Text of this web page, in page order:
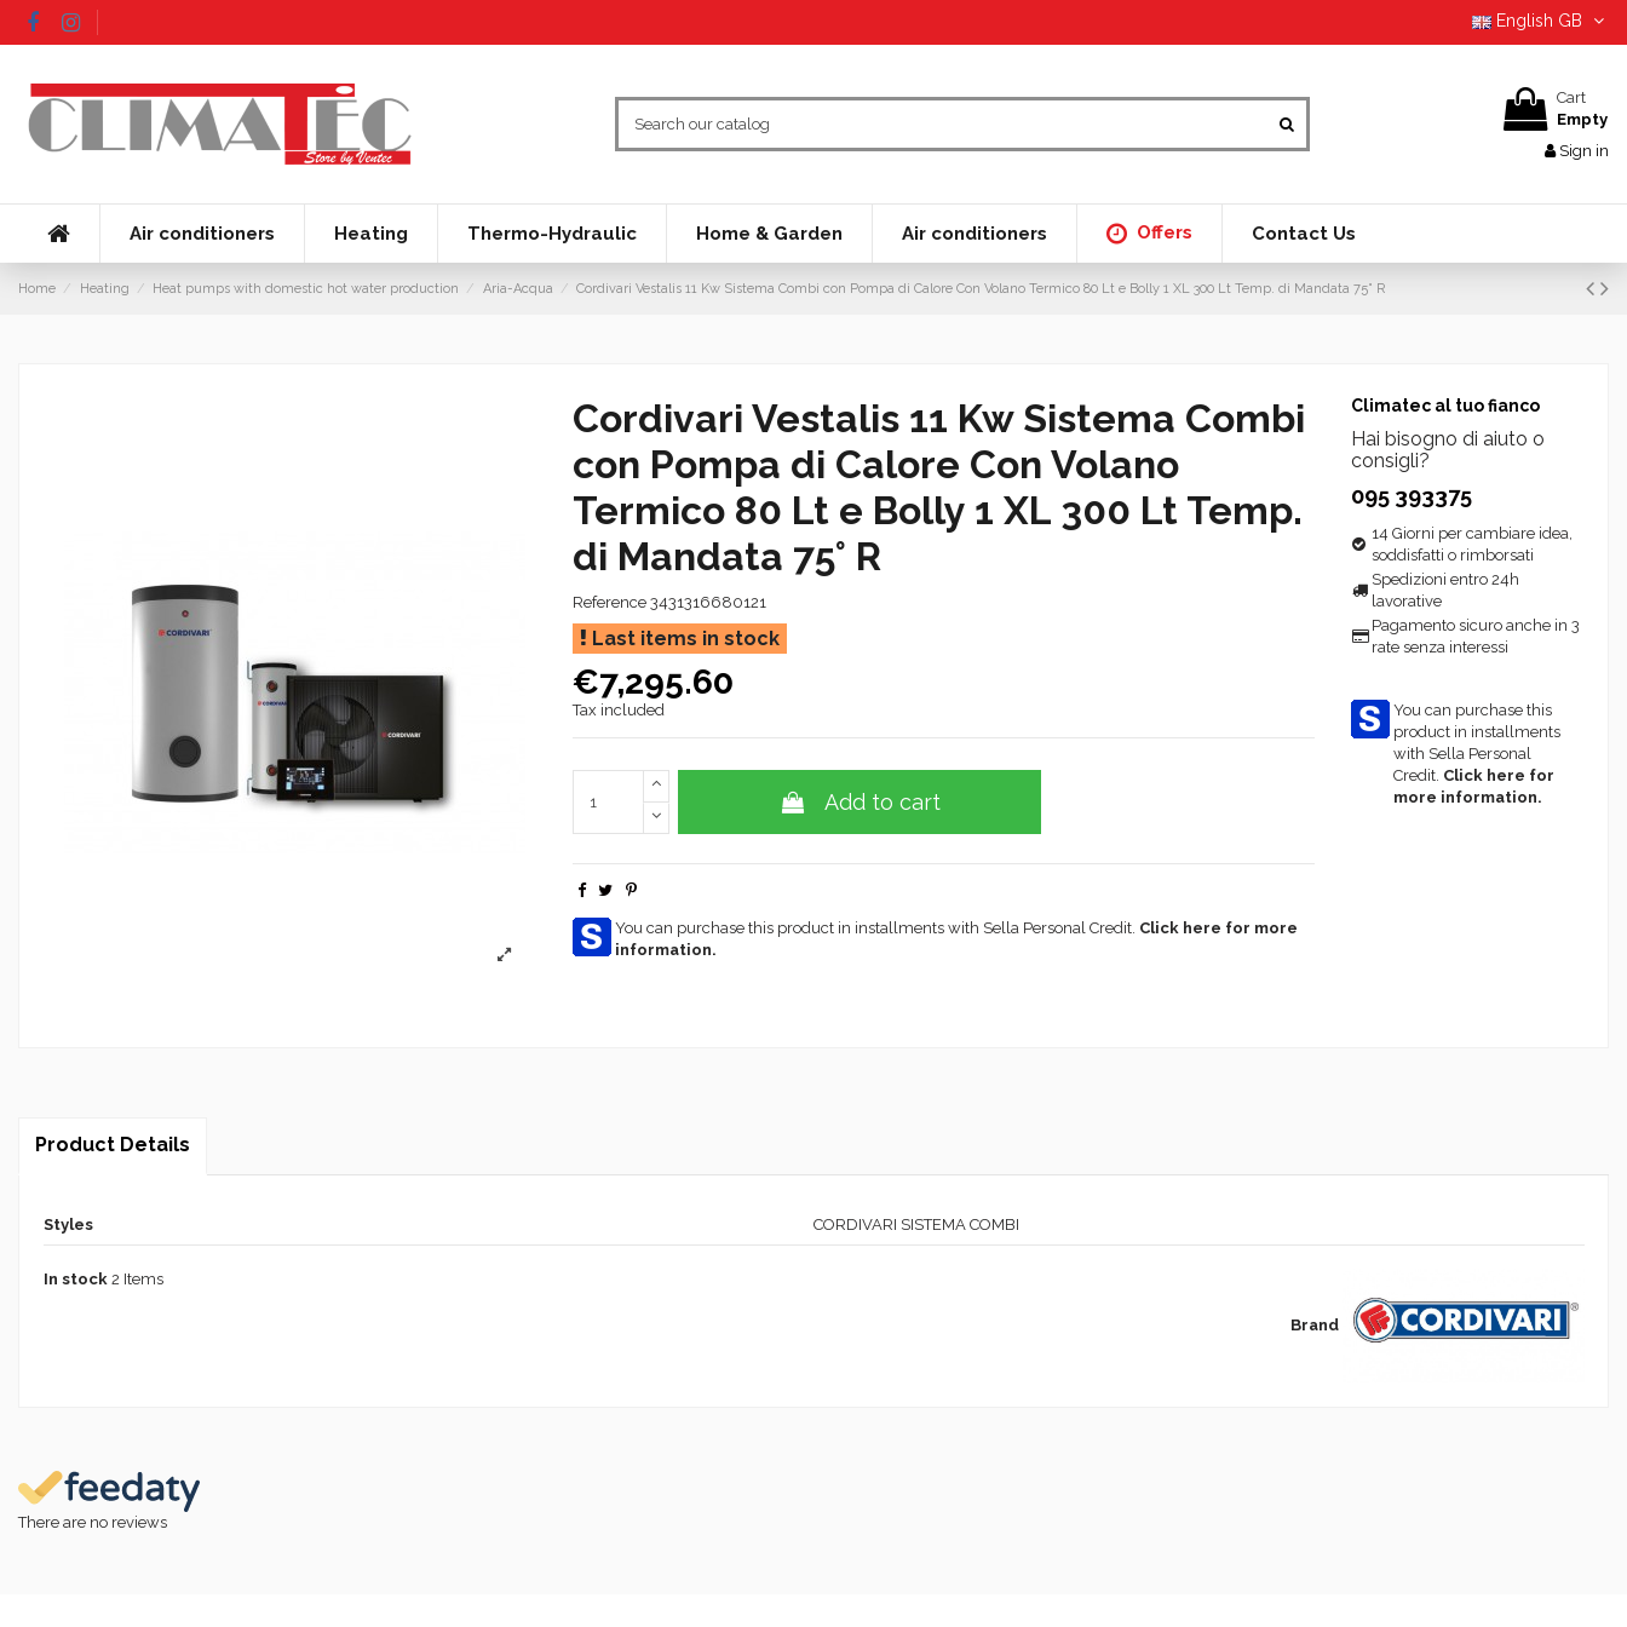
English GB
Cart
Empty
Sign in
Air conditioners Heating Thermo-Hydraulic Home & Garden Air conditioners Offers Contact Us
Home Heating Heat pumps with domestic hot water production Aria-Acqua Cordivari Vestalis 11 Kw Sistema Combi con Pompa di Calore Con Volano Termico 80 Lt e Bolly 1 XL 300 Lt Temp. di Mandata 75° R
Cordivari Vestalis 11 Kw Sistema Combi
con Pompa di Calore Con Volano
Termico 80 Lt e Bolly 1 XL 300 Lt Temp.
di Mandata 75° R
Reference 3431316680121
Last items in stock
€7,295.60
Tax included
Add to cart
You can purchase this product in installments with Sella Personal Credit. Click here for more
information.
Climatec al tuo fianco
Hai bisogno di aiuto o
consigli?
095 393375
14 Giorni per cambiare idea,
soddisfatti o rimborsati
Spedizioni entro 24h
lavorative
Pagamento sicuro anche in 3
rate senza interessi
You can purchase this
product in installments
with Sella Personal
Credit. Click here for
more information.
Product Details
Styles CORDIVARI SISTEMA COMBI
Brand
In stock 2 Items
There are no reviews